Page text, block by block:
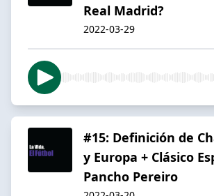
Real Madrid?
2022-03-29
#15: Definición de
y Europa + Clásico
Pancho Pereiro